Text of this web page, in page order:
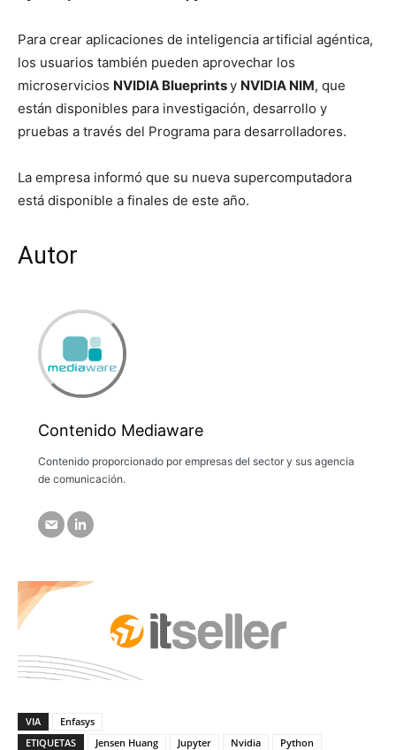
Para crear aplicaciones de inteligencia artificial agéntica,
los usuarios también pueden aprovechar los
microservicios NVIDIA Blueprintsy NVIDIA NIM, que
están disponibles para investigación, desarrollo y
pruebas a través del Programa para desarrolladores.
La empresa informó que su nueva supercomputadora
está disponible a finales de este año.
Autor
Contenido Mediaware
Contenido proporcionado por empresas del sector y sus agencia
de comunicación.
VIA
Enfasys
ETIQUETAS
Jensen Huang Jupyter Nvidia
Python